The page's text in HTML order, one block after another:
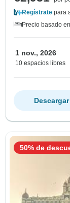
Regístrate para
Precio basado
1 nov., 2026
10 espacios libres
50% de